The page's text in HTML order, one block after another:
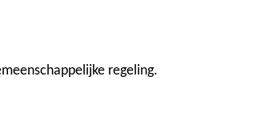
regeling.